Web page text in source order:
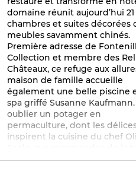
domaine réunit aujourd’hui 21
chambres et suites décorées
meubles savamment chinés.
Première adresse de
Collection et membre des
Châteaux, ce refuge aux
maison de famille accueille
également une belle piscine
spa griffé Susanne Kaufmann.
oublier un potager en
permaculture, dont les
inspirent la cuisine du chef
gastronomique Le Champ